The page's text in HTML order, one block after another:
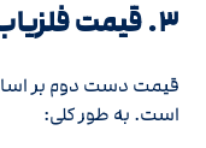
۳. قیمت فلزیاب دست دوم چقدر است؟
قیمت دست دوم بر اساس
است. به طور کلی: